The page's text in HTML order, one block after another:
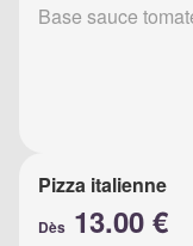
Base sauce
Pizza italienne
Dès 13.00 €